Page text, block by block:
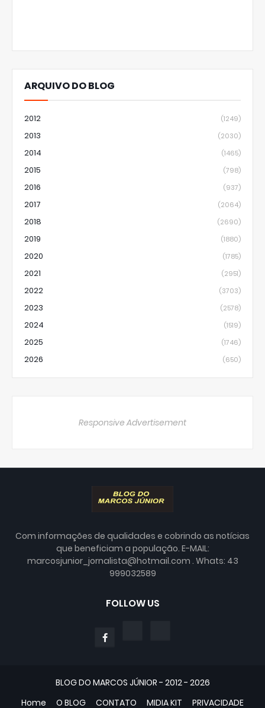
ARQUIVO DO BLOG
2012 (1249)
2013 (2030)
2014 (1465)
2015 (798)
2016 (937)
2017 (2064)
2018 (2690)
2019 (1880)
2020 (1785)
2021 (2951)
2022 (3703)
2023 (2578)
2024 (1519)
2025 (1746)
2026 (650)
Responsive Advertisement
Com informações de qualidades e cobrindo as notícias
que beneficiam a população. E-MAIL:
marcosjunior_jornalista@hotmail.com . Whats: 43
999032589
FOLLOW US
BLOG DO MARCOS JÚNIOR - 2012 - 2026
Home
O BLOG CONTATO MIDIA KIT PRIVACIDADE